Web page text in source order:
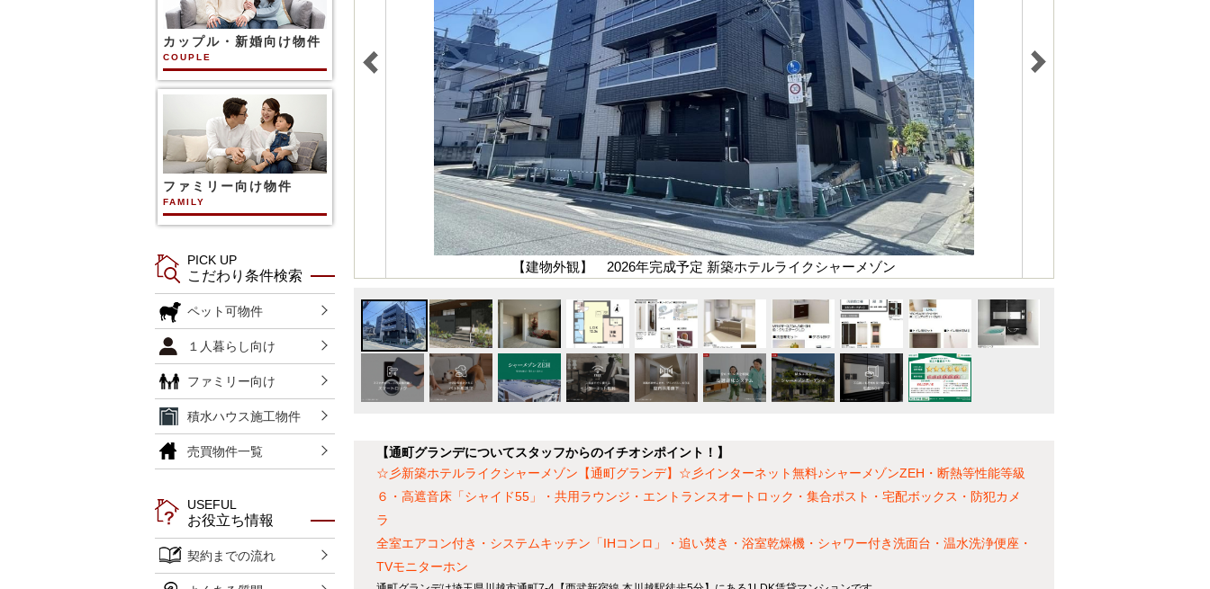
【建物外観】 2026年完成予定 新築ホテルライクシャーメゾン
【通町グランデについてスタッフからのイチオシポイント！】
☆彡新築ホテルライクシャーメゾン【通町グランデ】☆彡インターネット無料♪シャーメゾンZEH・断熱等性能等級
６・高遮音床「シャイド55」・共用ラウンジ・エントランスオートロック・集合ポスト・宅配ボックス・防犯カメ
ラ
全室エアコン付き・システムキッチン「IHコンロ」・追い焚き・浴室乾燥機・シャワー付き洗面台・温水洗浄便座・
TVモニターホン
カップル・新婚向け物件
COUPLE
ファミリー向け物件
FAMILY
PICK UP
こだわり条件検索
ペット可物件
１人暮らし向け
ファミリー向け
積水ハウス施工物件
売買物件一覧
USEFUL
お役立ち情報
契約までの流れ